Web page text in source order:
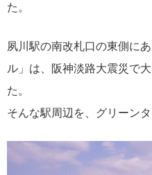
た。
夙川駅の南改札口の東側に
ル」は、阪神淡路大震災で
た。
そんな駅周辺を、グリーン